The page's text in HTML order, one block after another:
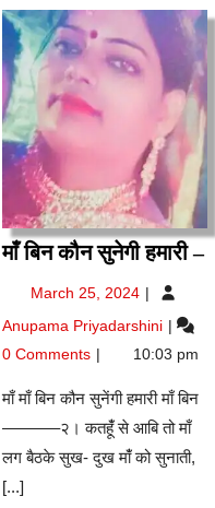
माँ बिन कौन सुनेगी हमारी –माँ
March 25, 2024 March
2024
Anupama Priyadarshini माँ
कौन
सुनेगी
हमारी
–
0 Comments 10:03 pm
माँ माँ बिन कौन सुनेंगी हमारी माँ बिन
———–२। कतहूंँ से आबि तो माँ
लग बैठके सुख- दुख मांँ को सुनाती,
[...]